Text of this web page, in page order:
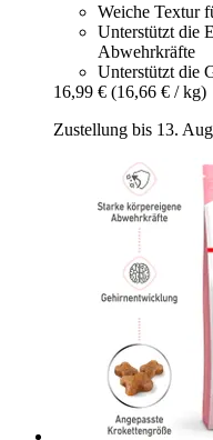
Weiche Textur
Unterstützt die
Abwehrkräfte
Unterstützt die
16,99 € (16,66 € / kg)
Zustellung bis 13.